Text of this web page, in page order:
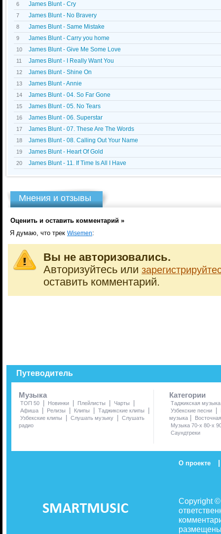
6 James Blunt - Cry
7 James Blunt - No Bravery
8 James Blunt - Same Mistake
9 James Blunt - Carry you home
10 James Blunt - Give Me Some Love
11 James Blunt - I Really Want You
12 James Blunt - Shine On
13 James Blunt - Annie
14 James Blunt - 04. So Far Gone
15 James Blunt - 05. No Tears
16 James Blunt - 06. Superstar
17 James Blunt - 07. These Are The Words
18 James Blunt - 08. Calling Out Your Name
19 James Blunt - Heart Of Gold
20 James Blunt - 11. If Time Is All I Have
Мнения и отзывы
Оценить и оставить комментарий »
Я думаю, что трек Wisemen:
Вы не авторизовались.
Авторизуйтесь или
оставить комментарий.
Путеводитель
Музыка
ТОП 50 | Новинки | Плейлисты | Чарты |
Афиша | Релизы | Клипы | Таджикские клипы |
Узбекские клипы | Слушать музыку | Слушать
радио
Категории
Таджикская музыка
Узбекские песни
|
музыка |
Музыка 70-х 80-х
Саундтреки
О проекте |
Copyright
размещены